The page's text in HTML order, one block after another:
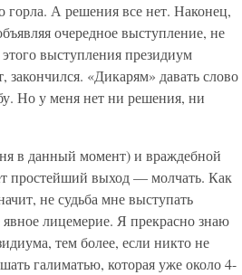
горла. А решения все нет. Наконец,
очередное выступление, не
выступления президиум
«Дикарям» давать слово
Но у меня нет ни решения, ни
в данный момент) и враждебной
простейший выход — молчать. Как
не судьба мне выступать
лицемерие. Я прекрасно знаю
тем более, если никто не
галиматью, которая уже около 4-